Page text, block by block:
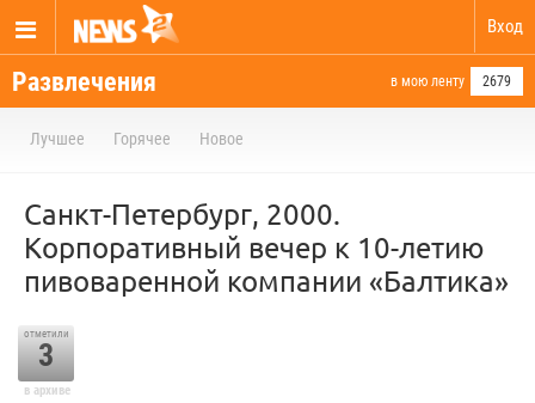
Вход
Развлечения в мою ленту 2679
Лучшее Горячее Новое
Санкт-Петербург, 2000.
Корпоративный вечер к 10-летию
пивоваренной компании «Балтика»
отметили
3
в архиве